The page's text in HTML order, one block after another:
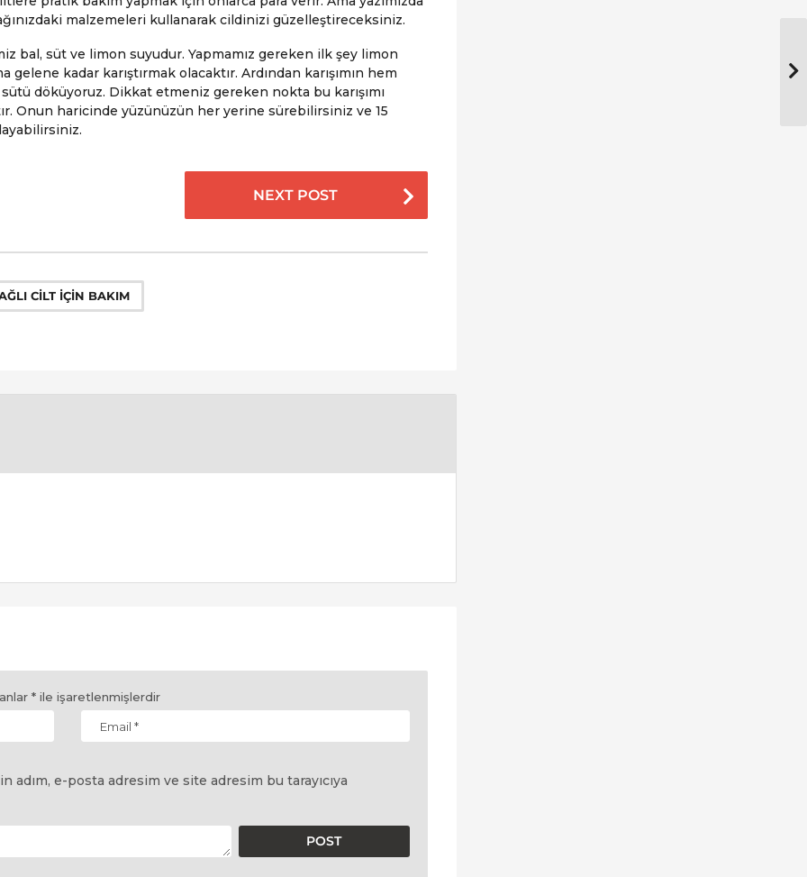
malzemeleri kullanarak cildinizi güzelleştireceksiniz.
bal, süt ve limon suyudur. Yapmamız gereken ilk şey limon
kadar karıştırmak olacaktır. Ardından karışımın hem
döküyoruz. Dikkat etmeniz gereken nokta bu karışımı
Onun haricinde yüzünüzün her yerine sürebilirsiniz ve 15
NEXT POST
CILT IÇIN BAKIM
* ile işaretlenmişlerdir
adım, e-posta adresim ve site adresim bu tarayıcıya